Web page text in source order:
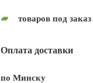
товаров под заказ
Оплата доставки
по Минску